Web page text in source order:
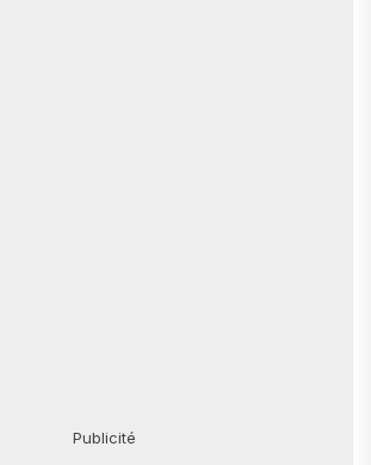
Publicité